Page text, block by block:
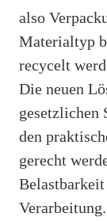
also
Materialtyp
recycelt
Die neuen
gesetzlichen
den
gerecht